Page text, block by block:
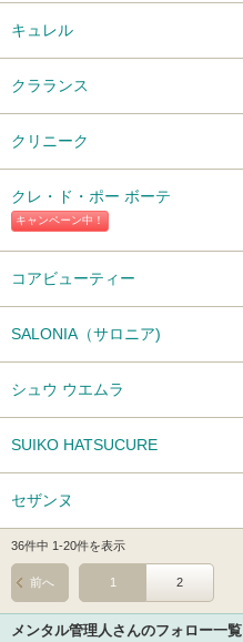
キュレル
クラランス
クリニーク
キャンペーン中！
クレ・ド・ポー ボーテ
コアビューティー
SALONIA（サロニア)
シュウ ウエムラ
SUIKO HATSUCURE
セザンヌ
36件中 1-20件を表示
1 2
前へ
メンタル管理人さんのフォロー一覧